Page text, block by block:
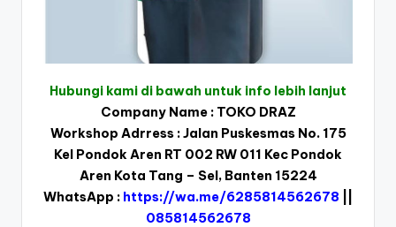
Hubungi kami di bawah untuk info lebih lanjut
Company Name : TOKO DRAZ
Workshop Adrress : Jalan Puskesmas No. 175
Kel Pondok Aren RT 002 RW 011 Kec Pondok
Aren Kota Tang – Sel, Banten 15224
WhatsApp : https://wa.me/6285814562678
085814562678